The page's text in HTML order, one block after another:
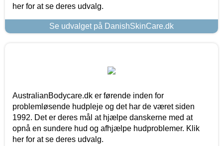
her for at se deres udvalg.
Se udvalget på DanishSkinCare.dk
AustralianBodycare.dk er førende inden for
problemløsende hudpleje og det har de været siden
1992. Det er deres mål at hjælpe danskerne med at
opnå en sundere hud og afhjælpe hudproblemer. Klik
her for at se deres udvalg.